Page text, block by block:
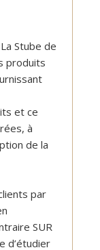
Stube de
produits
et ce
à
de la
par
SUR
d’étudier